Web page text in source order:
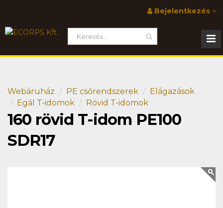
Bejelentkezés
Webáruház PE csőrendszerek
Elágazások
Egál T-idomok
Rövid T-idomok
160 rövid T-idom PE100
SDR17